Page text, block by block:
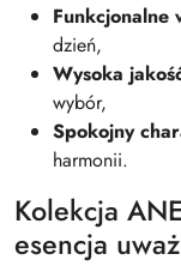
Funkcjonalne
dzień,
Wysoka
wybór,
Spokojny
harmonii.
Kolekcja
esencja